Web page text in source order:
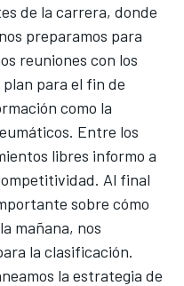
de la carrera, donde
preparamos para
reuniones con los
para el fin de
como la
Entre los
libres informo a
Al final
sobre cómo
mañana, nos
la clasificación.
la estrategia de